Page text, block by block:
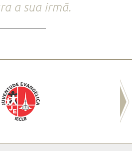
a sua irmã.